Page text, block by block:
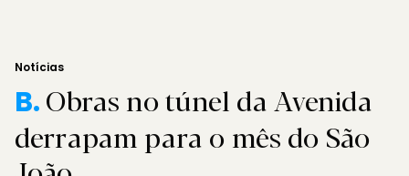
Notícias
B.Obras no túnel da Avenida
derrapam para o mês do São